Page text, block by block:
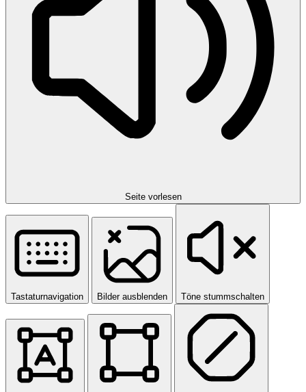
Seite vorlesen
Tastaturnavigation Bilder ausblenden Töne stummschalten